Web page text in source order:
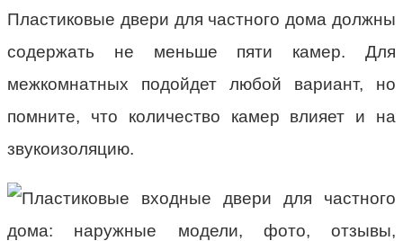
Пластиковые двери для частного дома должны
содержать не меньше пяти камер. Для
межкомнатных подойдет любой вариант, но
помните, что количество камер влияет и на
звукоизоляцию.